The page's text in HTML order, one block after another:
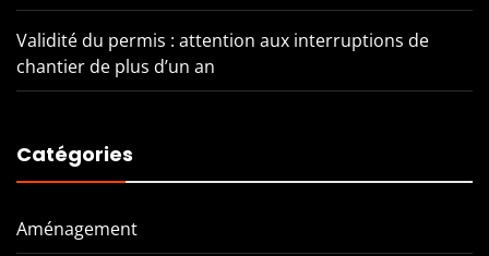
Validité du permis : attention aux interruptions de
chantier de plus d’un an
Catégories
Aménagement